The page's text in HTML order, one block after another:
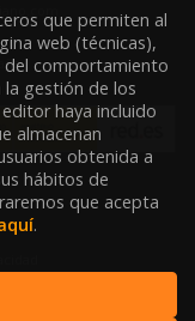
que permiten al
web (técnicas),
del comportamiento
la gestión de los
haya incluido
almacenan
obtenida a
hábitos de
que acepta
.